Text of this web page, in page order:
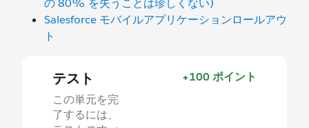
の 80% を失うことは珍しくない)
Salesforce モバイルアプリケーションロールアウ
ト